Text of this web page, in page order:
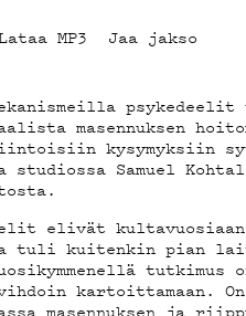
MP3 Jaa jakso
masennuksen
kysymyksiin
studiossa Samuel
elivät
tuli kuitenkin pian
kartoittamaan.
masennuksen ja